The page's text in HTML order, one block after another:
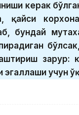
керак
қайси
бундай
зарур:
эгаллаши учун